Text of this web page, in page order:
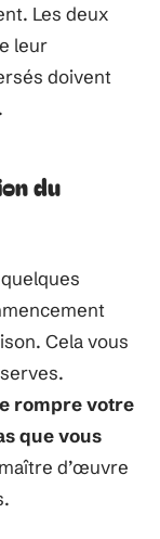
Les deux
leur
doivent
du
Cela vous
rompre votre
que vous
d’œuvre